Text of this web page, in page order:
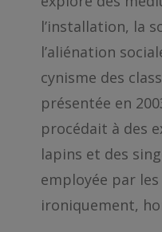
l’installation, la
l’aliénation
cynisme des
présentée en
procédait à des
lapins et des
employée par
ironiquement,